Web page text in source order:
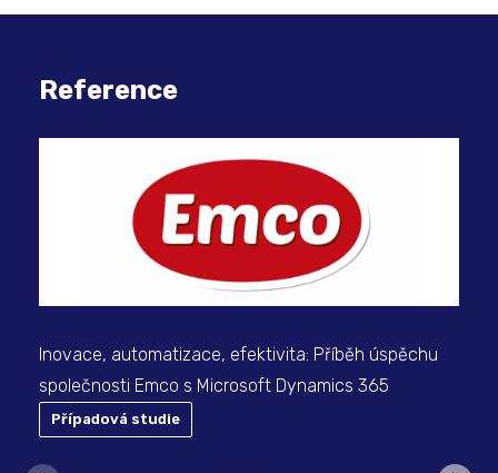
Reference
Inovace, automatizace, efektivita: Příběh úspěchu
společnosti Emco s Microsoft Dynamics 365
Případová studie